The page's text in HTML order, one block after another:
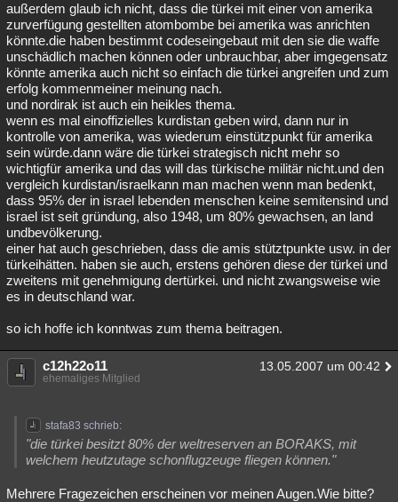
außerdem glaub ich nicht, dass die türkei mit einer von amerika
zurverfügung gestellten atombombe bei amerika was anrichten
könnte.die haben bestimmt codeseingebaut mit den sie die waffe
unschädlich machen können oder unbrauchbar, aber imgegensatz
könnte amerika auch nicht so einfach die türkei angreifen und zum
erfolg kommenmeiner meinung nach.
und nordirak ist auch ein heikles thema.
wenn es mal einoffizielles kurdistan geben wird, dann nur in
kontrolle von amerika, was wiederum einstützpunkt für amerika
sein würde.dann wäre die türkei strategisch nicht mehr so
wichtigfür amerika und das will das türkische militär nicht.und den
vergleich kurdistan/israelkann man machen wenn man bedenkt,
dass 95% der in israel lebenden menschen keine semitensind und
israel ist seit gründung, also 1948, um 80% gewachsen, an land
undbevölkerung.
einer hat auch geschrieben, dass die amis stütztpunkte usw. in der
türkeihätten. haben sie auch, erstens gehören diese der türkei und
zweitens mit genehmigung dertürkei. und nicht zwangsweise wie
es in deutschland war.
so ich hoffe ich konntwas zum thema beitragen.
c12h22o11 13.05.2007 um 00:42
ehemaliges Mitglied
stafa83 schrieb:
"die türkei besitzt 80% der weltreserven an BORAKS, mit
welchem heutzutage schonflugzeuge fliegen können."
Mehrere Fragezeichen erscheinen vor meinen Augen.Wie bitte?